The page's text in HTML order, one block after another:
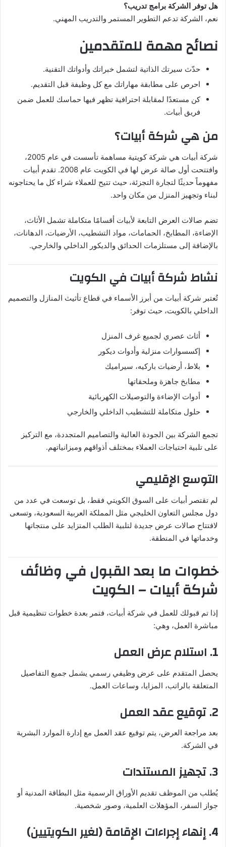
هل توفر الشركة برامج تدريب؟
نعم، الشركة تدعم التطوير المستمر والتدريب المهني.
نصائح مهمة للمتقدمين
حدّث سيرتك الذاتية لتشمل خبراتك وأدواتك التقنية.
احرص على مطابقة مهاراتك مع كل وظيفة قبل التقديم.
كن مستعدًا لمقابلة احترافية تظهر فيها حماسك للعمل ضمن
فريق أبيات.
من هي شركة أبيات؟
شركة أبيات هي شركة كويتية مساهمة تأسست في عام 2005،
وافتتحت أول صالة عرض لها في الكويت عام 2008. تقدم أبيات
مفهوماً حديثًا لتجارة التجزئة، حيث تتيح للعملاء شراء كل ما يحتاجونه
لبناء وتجهيز المنزل من مكان واحد.
تضم صالات العرض التابعة لأبيات أقسامًا متكاملة تشمل الأثاث،
الإضاءة، المطابخ، الحمامات، مواد التشطيب، الأرضيات، الدهانات،
بالإضافة إلى مستلزمات الحدائق والديكور الداخلي والخارجي.
نشاط شركة أبيات في الكويت
تُعتبر شركة أبيات من أبرز الأسماء في قطاع تأثيث المنازل والتصميم
الداخلي بالكويت، حيث توفر:
أثاث عصري لجميع غرف المنزل
إكسسوارات منزلية وأدوات ديكور
بلاط، أرضيات باركيه، سيراميك
مطابخ جاهزة وملحقاتها
أدوات الإضاءة والتوصيلات الكهربائية
حلول متكاملة للتشطيب الداخلي والخارجي
تجمع الشركة بين الجودة العالية والتصاميم المتجددة، مع التركيز
على تلبية احتياجات العملاء بمختلف أذواقهم وميزانياتهم.
التوسع الإقليمي
لم تقتصر أبيات على السوق الكويتي فقط، بل توسعت في عدد من
دول مجلس التعاون الخليجي مثل المملكة العربية السعودية، وتسعى
لافتتاح صالات عرض جديدة لتلبية الطلب المتزايد على منتجاتها
وخدماتها في المنطقة.
خطوات ما بعد القبول في وظائف
شركة أبيات – الكويت
إذا تم قبولك للعمل في شركة أبيات، فتمر بعدة خطوات تنظيمية قبل
مباشرة العمل، وهي:
1. استلام عرض العمل
يحصل المتقدم على عرض وظيفي رسمي يشمل جميع التفاصيل
المتعلقة بالراتب، المزايا، وساعات العمل.
2. توقيع عقد العمل
بعد مراجعة العرض، يتم توقيع عقد العمل مع إدارة الموارد البشرية
في الشركة.
3. تجهيز المستندات
يُطلب من الموظف تقديم الأوراق الرسمية مثل البطاقة المدنية أو
جواز السفر، المؤهلات العلمية، وصور شخصية.
4. إنهاء إجراءات الإقامة (لغير الكويتيين)